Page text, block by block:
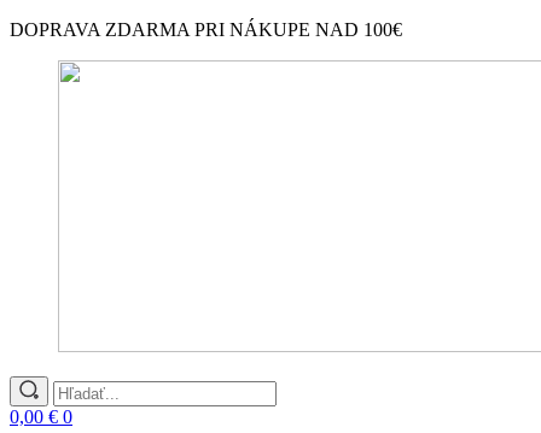
DOPRAVA ZDARMA PRI NÁKUPE NAD 100€
Search
for:
0,00 € 0